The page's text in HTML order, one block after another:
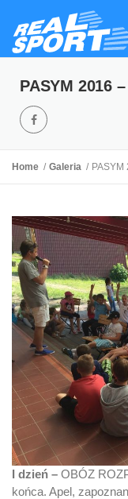
PASYM 2016
Home Galeria
I dzień – OBÓZ
końca. Apel,